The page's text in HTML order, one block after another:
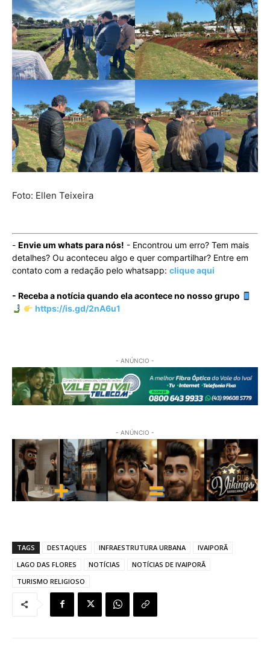
Foto: Ellen Teixeira
- Envie um whats para nós! - Encontrou um erro? Tem mais
detalhes? Ou aconteceu algo e quer compartilhar? Entre em
contato com a redação pelo whatsapp: clique aqui
- Receba a notícia quando ela acontece no nosso grupo
https://is.gd/2nA6u1
- ANÚNCIO -
- ANÚNCIO -
TAGS DESTAQUES INFRAESTRUTURA URBANA
IVAIPORÃ
LAGO DAS FLORES
NOTÍCIAS
NOTÍCIAS DE IVAIPORÃ
TURISMO RELIGIOSO